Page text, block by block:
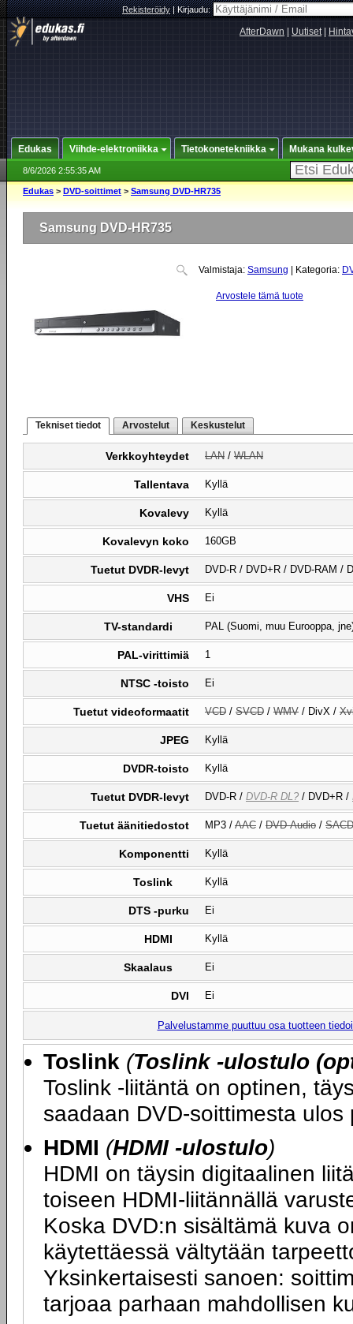
Rekisteröidy|Kirjaudu:
AfterDawn Uutiset|
Edukas Viihde-elektroniikka Tietokonetekniikka Mukana
8/6/2026 2:55:35 AM
Edukas > DVD-soittimet > Samsung DVD-HR735
Samsung DVD-HR735
Valmistaja: Samsung | Kategoria:
Arvostele tämä tuote
Tekniset tiedot Arvostelut Keskustelut
Verkkoyhteydet LAN / WLAN
Tallentava Kyllä
Kovalevy Kyllä
Kovalevyn koko 160GB
Tuetut DVDR-levyt DVD-R / DVD+R / DVD-RAM /
VHS Ei
TV-standardi PAL (Suomi, muu Eurooppa,
PAL-virittimiä 1
NTSC -toisto Ei
Tuetut videoformaatit VCD / SVCD / WMV / DivX /
JPEG Kyllä
DVDR-toisto Kyllä
Tuetut DVDR-levyt DVD-R / DVD-R DL? / DVD+R /
Tuetut äänitiedostot MP3 / AAC / DVD-Audio / SACD
Komponentti Kyllä
Toslink Kyllä
DTS -purku Ei
HDMI Kyllä
Skaalaus Ei
DVI Ei
Palvelustamme puuttuu osa tuotteen
Toslink (Toslink -ulostulo
Toslink -liitäntä on optinen,
saadaan DVD-soittimesta
HDMI (HDMI -ulostulo)
HDMI on täysin digitaalinen
toiseen HDMI-liitännällä
Koska DVD:n sisältämä kuva
käytettäessä vältytään
Yksinkertaisesti sanoen:
tarjoaa parhaan mahdollisen